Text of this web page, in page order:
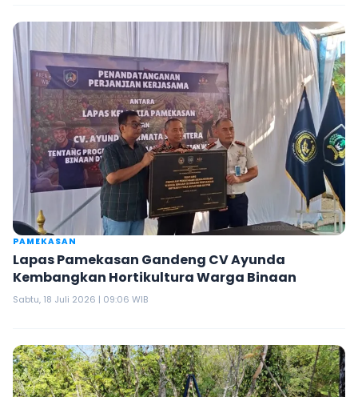
PAMEKASAN
Lapas Pamekasan Gandeng CV Ayunda
Kembangkan Hortikultura Warga Binaan
Sabtu, 18 Juli 2026 | 09:06 WIB